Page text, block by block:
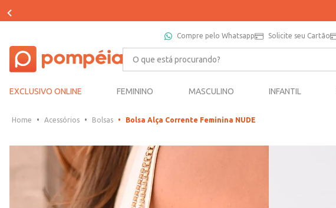
Compre pelo Whatsapp Solicite seu Cartão
O que está procurando?
EXCLUSIVO ONLINE FEMININO MASCULINO INFANTIL
Acessórios Bolsas Bolsa Alça Corrente Feminina NUDE